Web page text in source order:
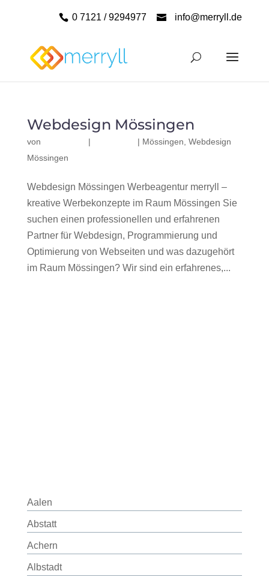
0 7121 / 9294977 info@merryll.de
Webdesign Mössingen
von | | Mössingen Webdesign
Mössingen
Webdesign Mössingen Werbeagentur merryll –
kreative Werbekonzepte im Raum Mössingen Sie
suchen einen professionellen und erfahrenen
Partner für Webdesign, Programmierung und
Optimierung von Webseiten und was dazugehört
im Raum Mössingen? Wir sind ein erfahrenes,...
Aalen
Abstatt
Achern
Albstadt